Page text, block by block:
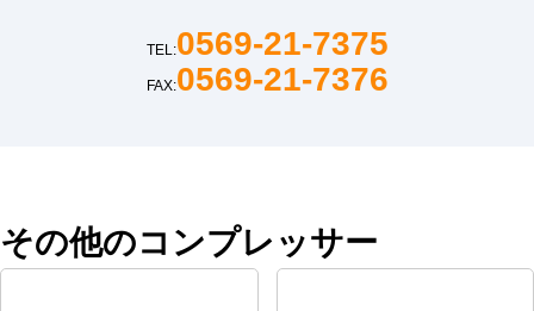
TEL:0569-21-7375
FAX:0569-21-7376
その他のコンプレッサー